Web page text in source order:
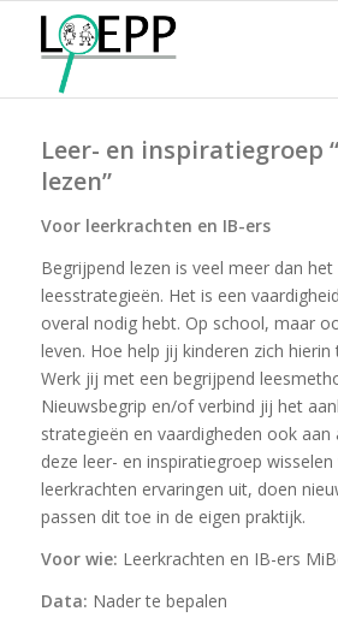
Leer- en inspiratiegroep
lezen”
Voor leerkrachten en IB-ers
Begrijpend lezen is veel meer dan het
leesstrategieën. Het is een
overal nodig hebt. Op school, maar
leven. Hoe help jij kinderen zich hierin
Werk jij met een begrijpend
Nieuwsbegrip en/of verbind jij het
strategieën en vaardigheden ook aan
deze leer- en inspiratiegroep
leerkrachten ervaringen uit, doen
passen dit toe in de eigen praktijk.
Voor wie: Leerkrachten en IB-ers
Data: Nader te bepalen